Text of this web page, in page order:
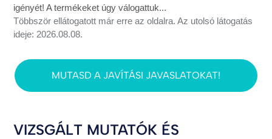
igényét! A termékeket úgy válogattuk...
Többször ellátogatott már erre az oldalra. Az utolsó látogatás
ideje: 2026.08.08.
MUTASD A JAVÍTÁSI JAVASLATOKAT!
VIZSGÁLT MUTATÓK ÉS